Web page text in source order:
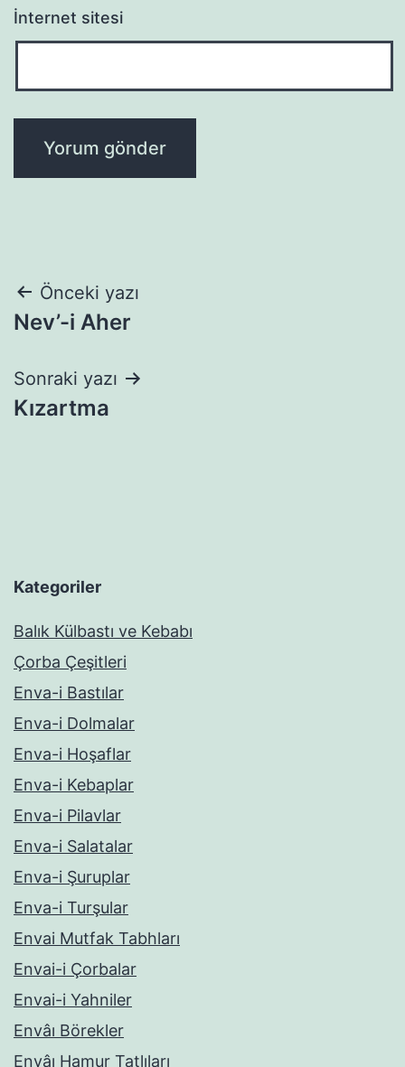
İnternet sitesi
Yazı
gezinmesi
Önceki yazı
Nev’-i Aher
Sonraki yazı
Kızartma
Kategoriler
Balık Külbastı ve Kebabı
Çorba Çeşitleri
Enva-i Bastılar
Enva-i Dolmalar
Enva-i Hoşaflar
Enva-i Kebaplar
Enva-i Pilavlar
Enva-i Salatalar
Enva-i Şuruplar
Enva-i Turşular
Envai Mutfak Tabhları
Envai-i Çorbalar
Envai-i Yahniler
Envâı Börekler
Envâı Hamur Tatlıları